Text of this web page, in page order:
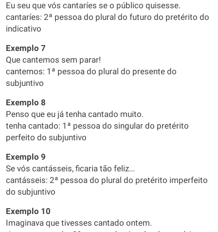
Eu seu que vós cantaríes se o público quisesse.
cantaríes: 2ª pessoa do plural do futuro do pretérito do
indicativo
Exemplo 7
Que cantemos sem parar!
cantemos: 1ª pessoa do plural do presente do
subjuntivo
Exemplo 8
Penso que eu já tenha cantado muito.
tenha cantado: 1ª pessoa do singular do pretérito
perfeito do subjuntivo
Exemplo 9
Se vós cantásseis, ficaria tão feliz...
cantásseis: 2ª pessoa do plural do pretérito imperfeito
do subjuntivo
Exemplo 10
Imaginava que tivesses cantado ontem.